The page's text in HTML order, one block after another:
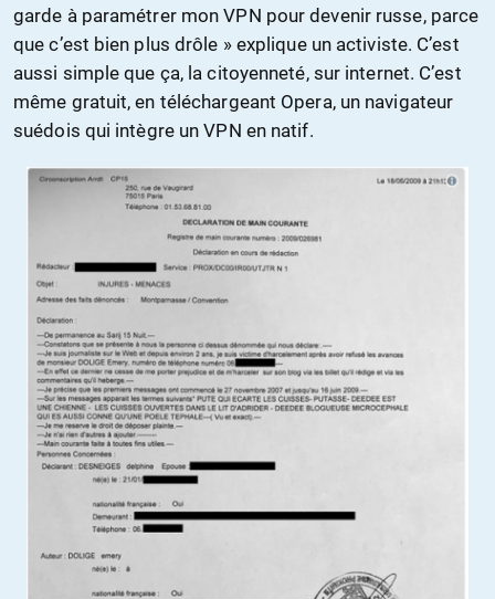
garde à paramétrer mon VPN pour devenir russe, parce
que c’est bien plus drôle » explique un activiste. C’est
aussi simple que ça, la citoyenneté, sur internet. C’est
même gratuit, en téléchargeant Opera, un navigateur
suédois qui intègre un VPN en natif.